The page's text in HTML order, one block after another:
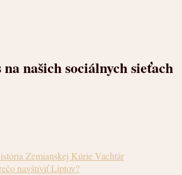
našich sociálnych sieťach
Zemianskej Kúrie Vachtár
navštíviť Liptov?